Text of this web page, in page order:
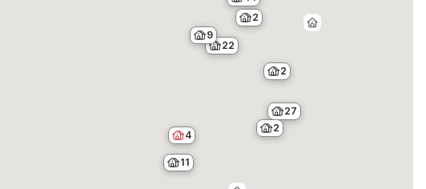
4
27
22
9
11
2
2
2